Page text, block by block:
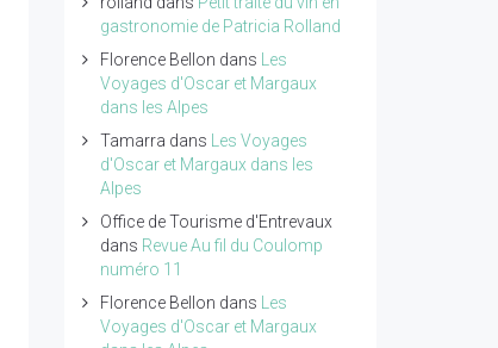
gastronomie de Patricia Rolland
Florence Bellon dans
Les
Voyages d'Oscar et Margaux
dans les Alpes
Tamarra dans
Les Voyages
d'Oscar et Margaux dans les
Alpes
Office de Tourisme d'Entrevaux
dans Revue Au fil du Coulomp
numéro 11
Florence Bellon dans
Les
Voyages d'Oscar et Margaux